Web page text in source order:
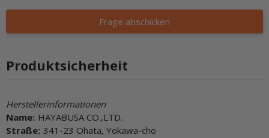
Frage abschicken
Produktsicherheit
Herstellerinformationen
Name: HAYABUSA CO.,LTD.
Straße: 341-23 Ohata, Yokawa-cho